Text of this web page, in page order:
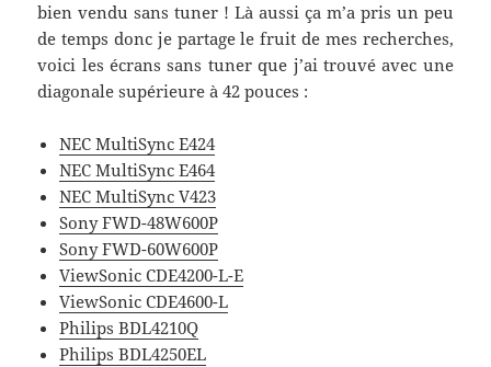
bien vendu sans tuner ! Là aussi ça m’a pris un peu
de temps donc je partage le fruit de mes recherches,
voici les écrans sans tuner que j’ai trouvé avec une
diagonale supérieure à 42 pouces :
NEC MultiSync E424
NEC MultiSync E464
NEC MultiSync V423
Sony FWD-48W600P
Sony FWD-60W600P
ViewSonic CDE4200-L-E
ViewSonic CDE4600-L
Philips BDL4210Q
Philips BDL4250EL